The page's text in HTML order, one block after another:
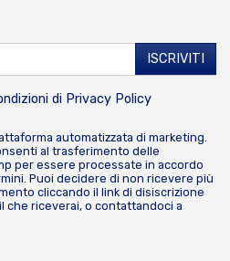
di Privacy Policy
automatizzata di marketing.
al trasferimento delle
per essere processate in accordo
. Puoi decidere di non ricevere più
cliccando il link di disiscrizione
che riceverai, o contattandoci a